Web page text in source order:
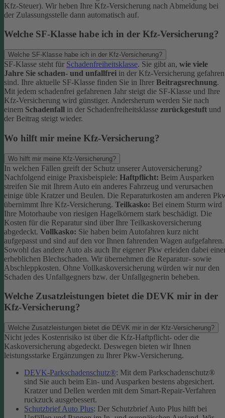
Kfz-Steuer). Wir heben Ihre Kfz-Versicherung nach Abmeldung bei
der Zulassungsstelle dann automatisch auf.
Welche SF-Klasse habe ich in der Kfz-Versicherung?
Welche SF-Klasse habe ich in der Kfz-Versicherung?
SF-Klasse steht für Schadenfreiheitsklasse. Sie gibt an, wie viele
Jahre Sie schaden- und unfallfrei in der Kfz-Versicherung gefahren
sind. Ihre aktuelle SF-Klasse finden Sie in Ihrer Beitragsrechnung.
Mit jedem schadenfrei gefahrenen Jahr steigt die SF-Klasse und Ihre
Kfz-Versicherung wird günstiger. Andersherum werden Sie nach
einem Schadenfall in der Schadenfreiheitsklasse zurückgestuft und
der Beitrag steigt wieder.
Wo hilft mir meine Kfz-Versicherung?
Wo hilft mir meine Kfz-Versicherung?
In welchen Fällen greift der Schutz unserer Autoversicherung?
Nachfolgend einige Praxisbeispiele: Haftpflicht: Beim Ausparken
streifen Sie mit Ihrem Auto ein anderes Fahrzeug und verursachen
einige üble Kratzer und Beulen. Die Reparaturkosten am anderen
übernimmt Ihre Kfz-Versicherung. Teilkasko: Bei einem Sturm wird
Ihre Motorhaube von riesigen Hagelkörnern stark beschädigt. Die
Kosten für die Reparatur sind über Ihre Teilkaskoversicherung
abgedeckt. Vollkasko: Sie haben beim Autofahren kurz nicht
aufgepasst und sind auf den vor Ihnen fahrenden Wagen aufgefahren.
Sowohl das andere Auto als auch Ihr eigener Pkw erleiden dabei
erheblichen Blechschaden. Wir übernehmen die Reparatur- sowie
Abschleppkosten. Ohne Vollkaskoversicherung würden wir nur den
Schaden des Unfallgegners bzw. der Unfallgegnerin beheben.
Welche Zusatzleistungen bietet die DEVK mir in der
Kfz-Versicherung?
Welche Zusatzleistungen bietet die DEVK mir in der Kfz-Versicherung?
Nicht jedes Kostenrisiko ist über die Kfz-Haftpflicht- oder die
Kaskoversicherung abgedeckt. Deswegen bieten wir Ihnen
leistungsstarke Ergänzungen zu Ihrer Pkw-Versicherung.
DEVK-Parkschadenschutz®: Mit dem Parkschadenschutz®
sind Sie auch beim Ein- und Ausparken bestens abgesichert.
Kratzer und Dellen werden mit dem Smart-Repair-Verfahren
ruckzuck ausgebessert.
Schutzbrief Auto Plus: Der Schutzbrief Auto Plus hilft bei